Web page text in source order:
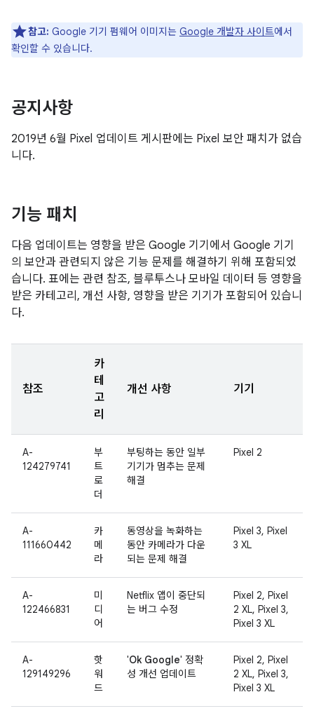
참고: Google 기기 펌웨어 이미지는 Google 개발자 사이트에서
확인할 수 있습니다.
공지사항
2019년 6월 Pixel 업데이트 게시판에는 Pixel 보안 패치가 없습
니다.
기능 패치
다음 업데이트는 영향을 받은 Google 기기에서 Google 기기
의 보안과 관련되지 않은 기능 문제를 해결하기 위해 포함되었
습니다. 표에는 관련 참조, 블루투스나 모바일 데이터 등 영향을
받은 카테고리, 개선 사항, 영향을 받은 기기가 포함되어 있습니
다.
참조
카
테
고
리
개선 사항 기기
A-
124279741
부
트
로
더
부팅하는 동안 일부
기기가 멈추는 문제
해결
Pixel 2
A-
111660442
카
메
라
동영상을 녹화하는
동안 카메라가 다운
되는 문제 해결
Pixel 3, Pixel
3 XL
A-
122466831
미
디
어
Netflix 앱이 중단되
는 버그 수정
Pixel 2, Pixel
2 XL, Pixel 3,
Pixel 3 XL
A-
129149296
핫
워
드
'Ok Google' 정확
성 개선 업데이트
Pixel 2, Pixel
2 XL, Pixel 3,
Pixel 3 XL